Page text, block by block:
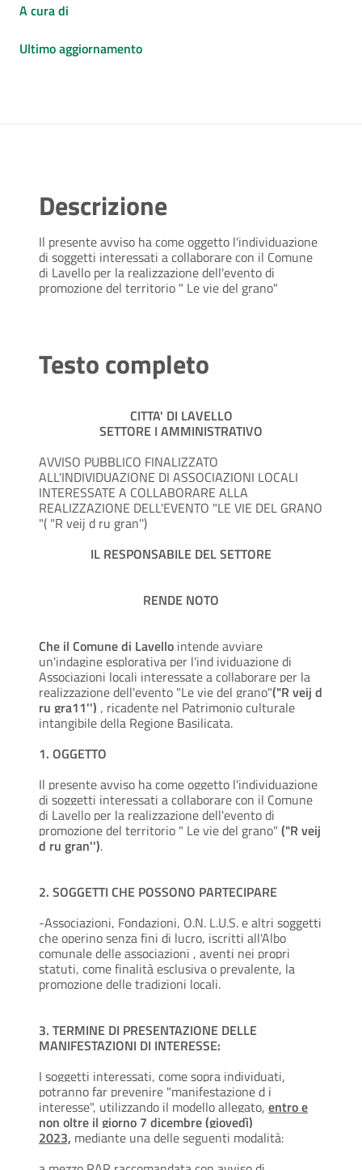
A cura di
Ultimo aggiornamento
Descrizione
Il presente avviso ha come oggetto l'individuazione
di soggetti interessati a collaborare con il Comune
di Lavello per la realizzazione dell'evento di
promozione del territorio " Le vie del grano"
Testo completo
CITTA' DI LAVELLO
SETTORE I AMMINISTRATIVO
AVVISO PUBBLICO FINALIZZATO
ALL'INDIVIDUAZIONE DI ASSOCIAZIONI LOCALI
INTERESSATE A COLLABORARE ALLA
REALIZZAZIONE DELL'EVENTO "LE VIE DEL GRANO
"( "R veij d ru gran'')
IL RESPONSABILE DEL SETTORE
RENDE NOTO
Che il Comune di Lavello intende avviare
un'indagine esplorativa per l'ind ividuazione di
Associazioni locali interessate a collaborare per la
realizzazione dell'evento "Le vie del grano"("R veij d
ru gra11'') , ricadente nel Patrimonio culturale
intangibile della Regione Basilicata.
1. OGGETTO
Il presente avviso ha come oggetto l'individuazione
di soggetti interessati a collaborare con il Comune
di Lavello per la realizzazione dell'evento di
promozione del territorio " Le vie del grano" ("R veij
d ru gran'').
2. SOGGETTI CHE POSSONO PARTECIPARE
-Associazioni, Fondazioni, O.N. L.U.S. e altri soggetti
che operino senza fini di lucro, iscritti all'Albo
comunale delle associazioni , aventi nei propri
statuti, come finalità esclusiva o prevalente, la
promozione delle tradizioni locali.
3. TERMINE DI PRESENTAZIONE DELLE
MANIFESTAZIONI DI INTERESSE:
I soggetti interessati, come sopra individuati,
potranno far prevenire "manifestazione d i
interesse", utilizzando il modello allegato, entro e
non oltre il giorno 7 dicembre (giovedì)
2023, mediante una delle seguenti modalità: